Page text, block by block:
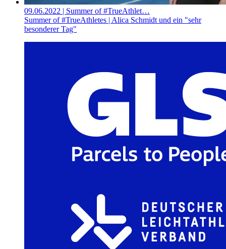
09.06.2022 | Summer of #TrueAthlet…
Summer of #TrueAthletes | Alica Schmidt und ein "sehr
besonderer Tag"